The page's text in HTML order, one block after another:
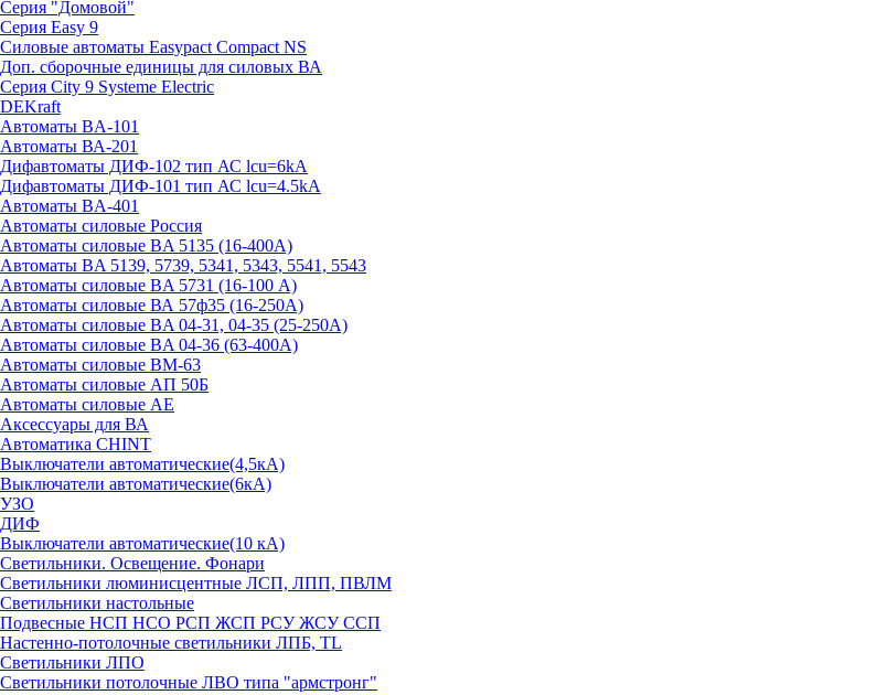
Серия "Домовой"
Серия Easy 9
Силовые автоматы Easypact Compact NS
Доп. сборочные единицы для силовых ВА
Серия City 9 Systeme Electric
DEKraft
Автоматы BA-101
Автоматы ВА-201
Дифавтоматы ДИФ-102 тип АС lcu=6kA
Дифавтоматы ДИФ-101 тип АС lcu=4.5kA
Автоматы BA-401
Автоматы силовые Россия
Автоматы силовые BA 5135 (16-400А)
Автоматы BA 5139, 5739, 5341, 5343, 5541, 5543
Автоматы силовые BA 5731 (16-100 А)
Автоматы силовые ВА 57ф35 (16-250А)
Автоматы силовые BA 04-31, 04-35 (25-250А)
Автоматы силовые BA 04-36 (63-400А)
Автоматы силовые ВМ-63
Автоматы силовые АП 50Б
Автоматы силовые АЕ
Аксессуары для ВА
Автоматика CHINT
Выключатели автоматические(4,5кА)
Выключатели автоматические(6кА)
УЗО
ДИФ
Выключатели автоматические(10 кА)
Светильники. Освещение. Фонари
Светильники люминисцентные ЛСП, ЛПП, ПВЛМ
Светильники настольные
Подвесные НСП НСО РСП ЖСП РСУ ЖСУ ССП
Настенно-потолочные светильники ЛПБ, TL
Светильники ЛПО
Светильники потолочные ЛВО типа "армстронг"